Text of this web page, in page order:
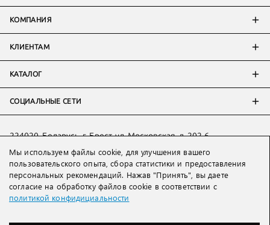
КОМПАНИЯ
КЛИЕНТАМ
КАТАЛОГ
СОЦИАЛЬНЫЕ СЕТИ
214018 Россия, г. Смоленск, пр-т. Гагарина, д. 19
224020, Беларусь, г. Брест, ул. Московская, д. 202-6
Тел:+7 993 398 36 60(WhatsApp
Тел:+375 29 205 80 10( WhatsApp,Viber)
Email:ved@lakbi.com
Мы используем файлы cookie, для улучшения вашего
пользовательского опыта, сбора статистики и предоставления
персональных рекомендаций. Нажав "Принять", вы даете
согласие на обработку файлов cookie в соответствии с
политикой конфидициальности